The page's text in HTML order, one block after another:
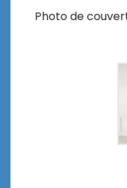
Photo de